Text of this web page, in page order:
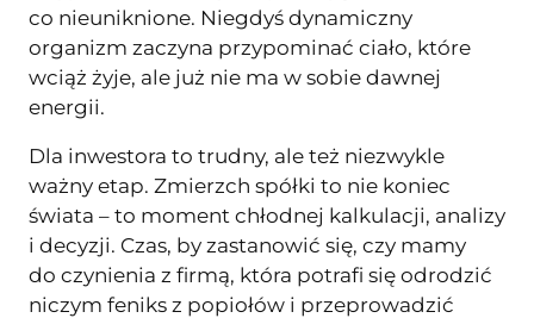
co nieuniknione. Niegdyś dynamiczny
organizm zaczyna przypominać ciało, które
wciąż żyje, ale już nie ma w sobie dawnej
energii.
Dla inwestora to trudny, ale też niezwykle
ważny etap. Zmierzch spółki to nie koniec
świata – to moment chłodnej kalkulacji, analizy
i decyzji. Czas, by zastanowić się, czy mamy
do czynienia z firmą, która potrafi się odrodzić
niczym feniks z popiołów i przeprowadzić